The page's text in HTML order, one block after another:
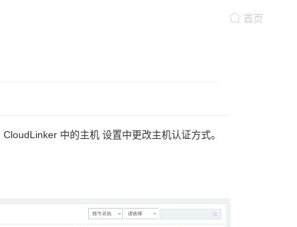
首页
中的主机 设置中更改主机认证方式。